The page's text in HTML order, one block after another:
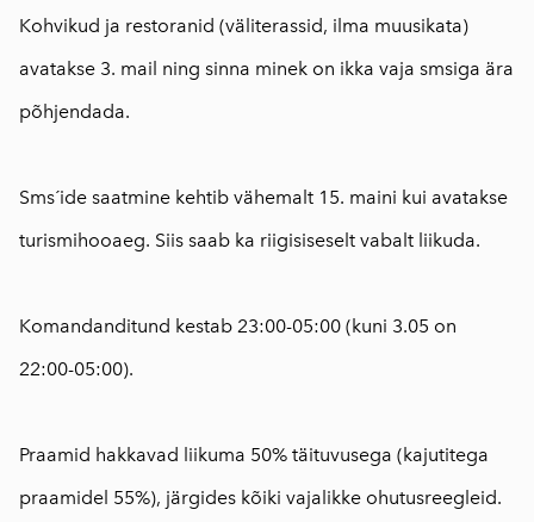
Kohvikud ja restoranid (väliterassid, ilma muusikata)
avatakse 3. mail ning sinna minek on ikka vaja smsiga ära
põhjendada.
Sms´ide saatmine kehtib vähemalt 15. maini kui avatakse
turismihooaeg. Siis saab ka riigisiseselt vabalt liikuda.
Komandanditund kestab 23:00-05:00 (kuni 3.05 on
22:00-05:00).
Praamid hakkavad liikuma 50% täituvusega (kajutitega
praamidel 55%), järgides kõiki vajalikke ohutusreegleid.